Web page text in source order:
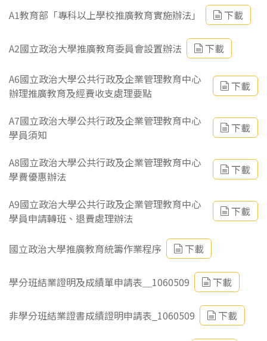
A1教育部「專科以上學校推廣教育實施辦法」 下載
A2國立政治大學推廣教育委員會設置辦法 下載
A6國立政治大學公共行政及企業管理教育中心
辦理推廣教育及經費收支處理要點
下載
A7國立政治大學公共行政及企業管理教育中心
學員須知
下載
A8國立政治大學公共行政及企業管理教育中心
學費優惠辦法
下載
A9國立政治大學公共行政及企業管理教育中心
學員申請轉班、退費處理辦法
下載
國立政治大學推廣教育統籌作業程序 下載
學分班結業證明及成績單申請表＿1060509 下載
非學分班結業證書成績證明申請表_1060509 下載